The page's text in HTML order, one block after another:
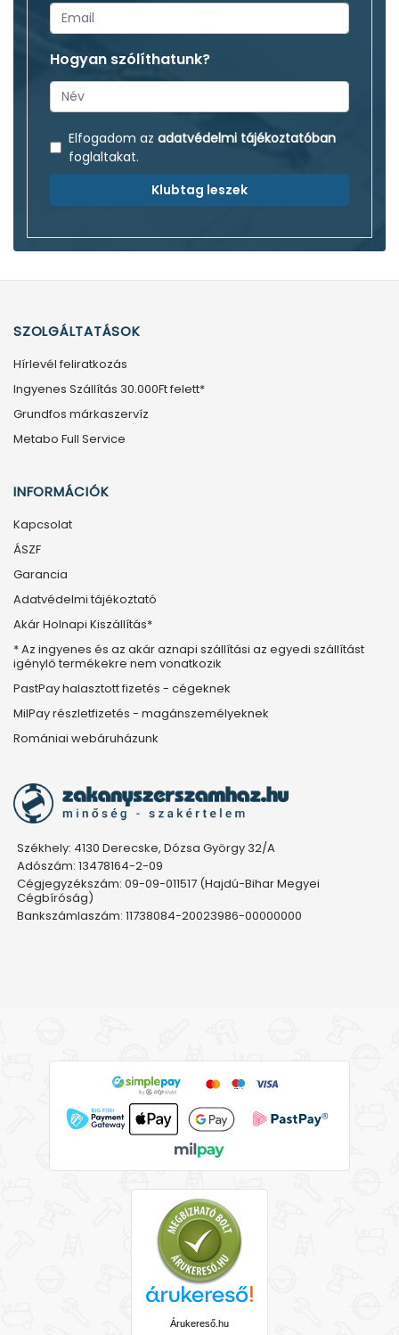
Hogyan szólíthatunk?
Elfogadom az adatvédelmi tájékoztatóban
foglaltakat.
Klubtag leszek
SZOLGÁLTATÁSOK
Hírlevél feliratkozás
Ingyenes Szállítás 30.000Ft felett*
Grundfos márkaszervíz
Metabo Full Service
INFORMÁCIÓK
Kapcsolat
ÁSZF
Garancia
Adatvédelmi tájékoztató
Akár Holnapi Kiszállítás*
* Az ingyenes és az akár aznapi szállítási az egyedi szállítást
igénylő termékekre nem vonatkozik
PastPay halasztott fizetés - cégeknek
MilPay részletfizetés - magánszemélyeknek
Romániai webáruházunk
Székhely: 4130 Derecske, Dózsa György 32/A
Adószám: 13478164-2-09
Cégjegyzékszám: 09-09-011517 (Hajdú-Bihar Megyei
Cégbíróság)
Bankszámlaszám: 11738084-20023986-00000000
Árukereső.hu